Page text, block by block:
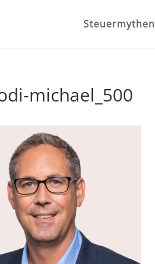
Steuermythen
michael_500